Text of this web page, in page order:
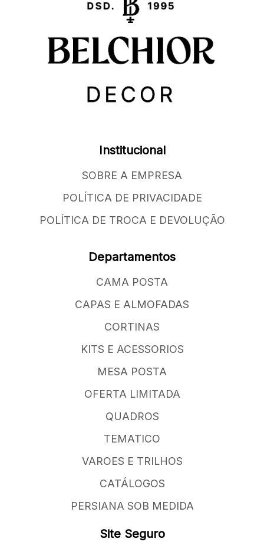
Institucional
SOBRE A EMPRESA
POLÍTICA DE PRIVACIDADE
POLÍTICA DE TROCA E DEVOLUÇÃO
Departamentos
CAMA POSTA
CAPAS E ALMOFADAS
CORTINAS
KITS E ACESSORIOS
MESA POSTA
OFERTA LIMITADA
QUADROS
TEMATICO
VAROES E TRILHOS
CATÁLOGOS
PERSIANA SOB MEDIDA
Site Seguro